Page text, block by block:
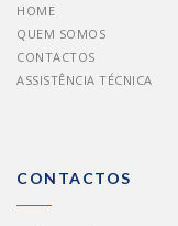
HOME
QUEM SOMOS
CONTACTOS
ASSISTÊNCIA TÉCNICA
CONTACTOS